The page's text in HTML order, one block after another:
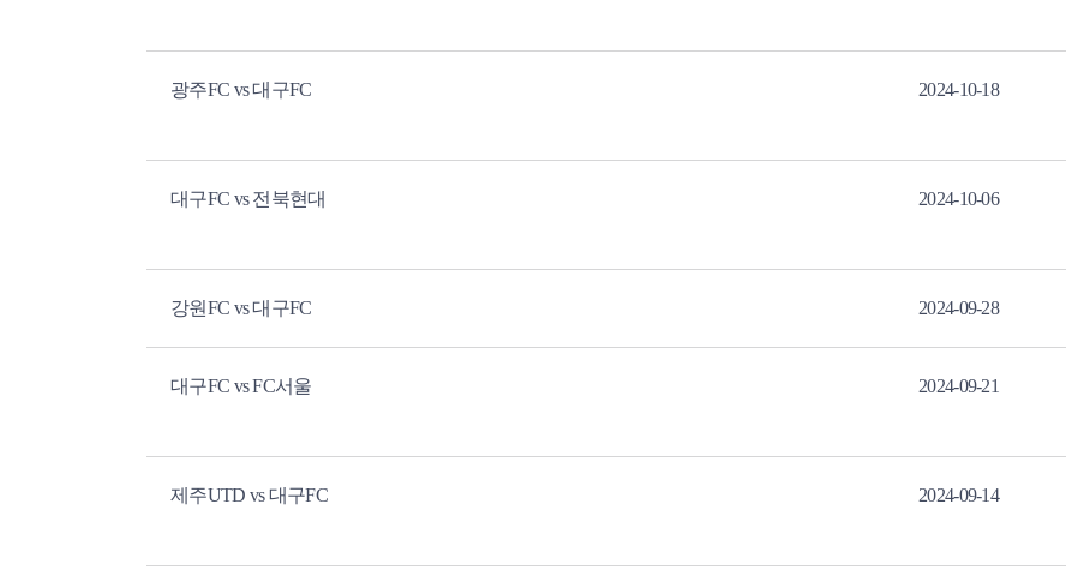
광주FC vs 대구FC 2024-10-18
대구FC vs 전북현대 2024-10-06
강원FC vs 대구FC 2024-09-28
대구FC vs FC서울 2024-09-21
제주UTD vs 대구FC 2024-09-14